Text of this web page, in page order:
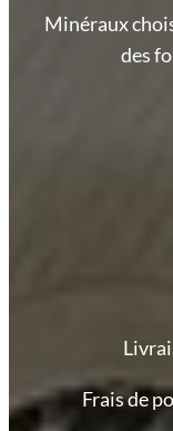
Minéraux
des
Frais de